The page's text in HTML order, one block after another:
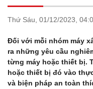
Thứ Sáu, 01/12/2023,
Đối với mỗi nhóm máy
ra những yêu cầu
từng máy hoặc thiết bị.
hoặc thiết bị đó vào
và biện pháp an toàn